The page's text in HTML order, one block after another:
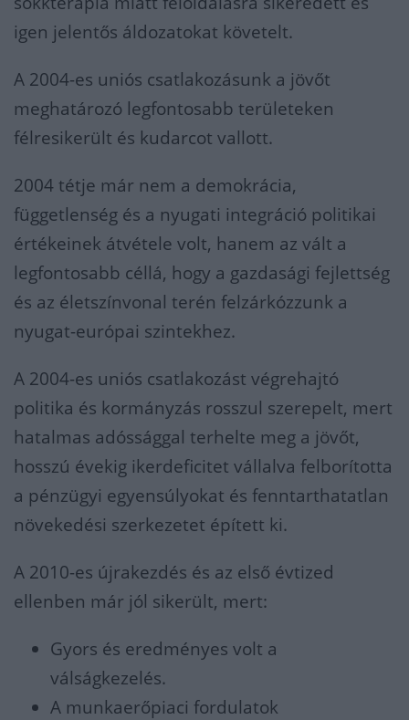
igen jelentős áldozatokat követelt.
A 2004-es uniós csatlakozásunk a jövőt
meghatározó legfontosabb területeken
félresikerült és kudarcot vallott.
2004 tétje már nem a demokrácia,
függetlenség és a nyugati integráció politikai
értékeinek átvétele volt, hanem az vált a
legfontosabb céllá, hogy a gazdasági fejlettség
és az életszínvonal terén felzárkózzunk a
nyugat-európai szintekhez.
A 2004-es uniós csatlakozást végrehajtó
politika és kormányzás rosszul szerepelt, mert
hatalmas adóssággal terhelte meg a jövőt,
hosszú évekig ikerdeficitet vállalva felborította
a pénzügyi egyensúlyokat és fenntarthatatlan
növekedési szerkezetet épített ki.
A 2010-es újrakezdés és az első évtized
ellenben már jól sikerült, mert:
Gyors és eredményes volt a
válságkezelés.
A munkaerőpiaci fordulatok